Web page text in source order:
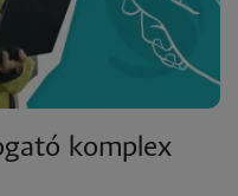
komplex